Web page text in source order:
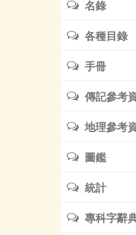
名錄
各種目錄
手冊
傳記參考
地理參考
圖鑑
統計
專科字辭